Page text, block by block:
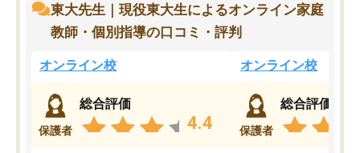
東大先生｜現役東大生によるオンライン家庭
教師・個別指導の口コミ・評判
オンライン校
保護者
総合評価
4.4
オンライン校
保護者
総合評価